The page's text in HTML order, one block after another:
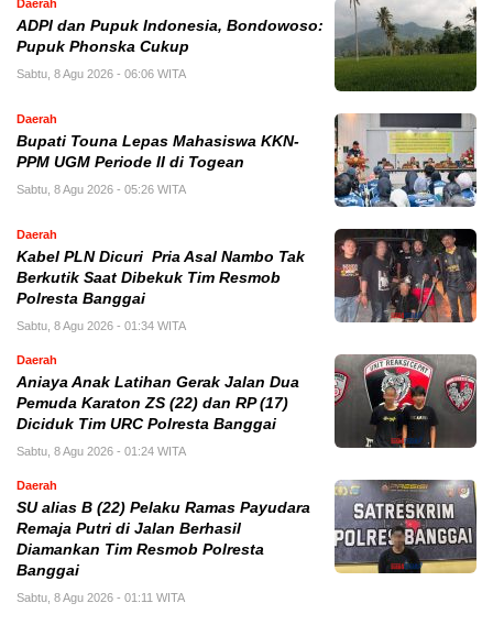
Daerah
ADPI dan Pupuk Indonesia, Bondowoso:
Pupuk Phonska Cukup
Sabtu, 8 Agu 2026 - 06:06 WITA
Daerah
Bupati Touna Lepas Mahasiswa KKN-
PPM UGM Periode II di Togean
Sabtu, 8 Agu 2026 - 05:26 WITA
Daerah
Kabel PLN Dicuri Pria Asal Nambo Tak
Berkutik Saat Dibekuk Tim Resmob
Polresta Banggai
Sabtu, 8 Agu 2026 - 01:34 WITA
Daerah
Aniaya Anak Latihan Gerak Jalan Dua
Pemuda Karaton ZS (22) dan RP (17)
Diciduk Tim URC Polresta Banggai
Sabtu, 8 Agu 2026 - 01:24 WITA
Daerah
SU alias B (22) Pelaku Ramas Payudara
Remaja Putri di Jalan Berhasil
Diamankan Tim Resmob Polresta
Banggai
Sabtu, 8 Agu 2026 - 01:11 WITA